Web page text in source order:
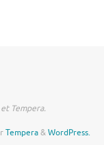
Tempera.
Tempera&WordPress.